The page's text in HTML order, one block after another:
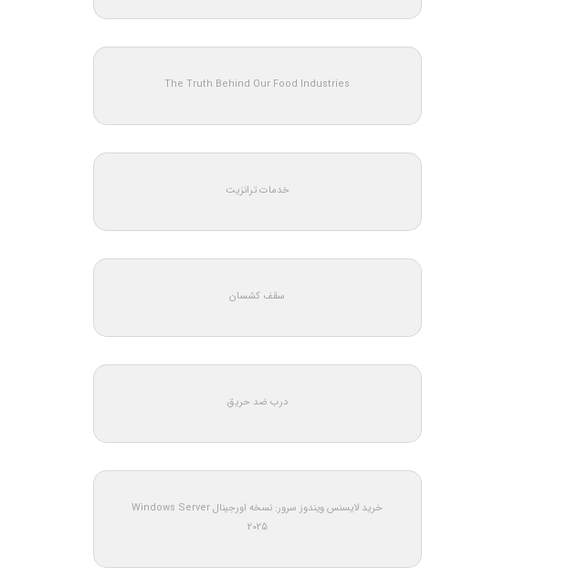
The Truth Behind Our Food Industries
خدمات ترانزیت
سقف کشسان
درب ضد حریق
خرید لایسنس ویندوز سرور: نسخه اورجینال Windows Server
2025